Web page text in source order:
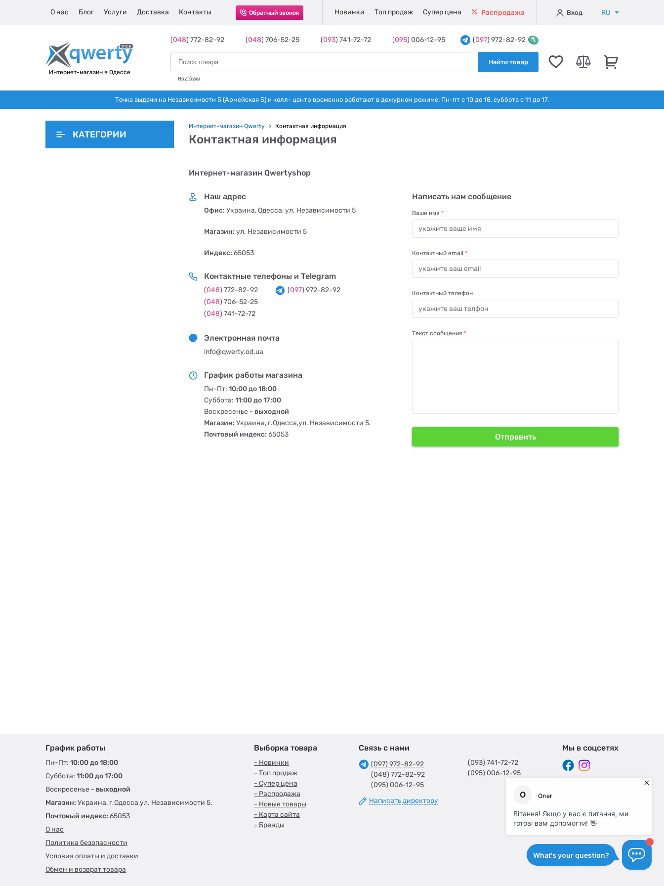
О нас Блог Услуги Доставка Контакты Обратный звонок Новинки Топ продаж Супер цена Распродажа Вход RU
Интернет-магазин в Одессе
(048) 772-82-92 (048) 706-52-25 (093) 741-72-72 (095) 006-12-95 (097) 972-82-92
Найти товар
Ноутбуки
Точка выдачи на Независимости 5 (Армейская 5) и колл- центр временно работают в дежурном режиме: Пн-пт с 10 до 18. суббота с 11 до 17.
КАТЕГОРИИ
Интернет-магазин Qwerty Контактная информация
Контактная информация
Интернет-магазин Qwertyshop
Наш адрес
Офис: Украина, Одесса, ул. Независимости 5
Магазин: ул. Независимости 5
Индекс: 65053
Контактные телефоны и Telegram
(048) 772-82-92
(048) 706-52-25
(048) 741-72-72
(097) 972-82-92
Электронная почта
info@qwerty.od.ua
График работы магазина
Пн-Пт: 10:00 до 18:00
Суббота: 11:00 до 17:00
Воскресенье - выходной
Магазин: Украина, г.Одесса,ул. Независимости 5.
Почтовый индекс: 65053
Написать нам сообщение
Ваше имя*
Контактный email*
Контактный телефон
Текст сообщения*
Отправить
График работы
Пн-Пт: 10:00 до 18:00
Суббота: 11:00 до 17:00
Воскресенье - выходной
Магазин: Украина, г.Одесса,ул. Независимости 5.
Почтовый индекс: 65053
О нас
Политика безопасности
Условия оплаты и доставки
Обмен и возврат товара
Выборка товара
- Новинки
- Топ продаж
- Супер цена
- Распродажа
- Новые товары
- Карта сайта
- Бренды
Связь с нами
(097) 972-82-92
(048) 772-82-92
(095) 006-12-95
Написать директору
(093) 741-72-72
(095) 006-12-95
Мы в соцсетях